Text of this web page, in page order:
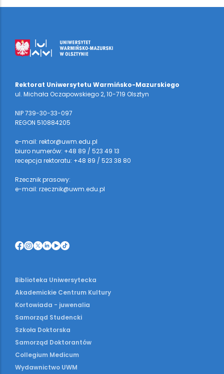
Rektorat Uniwersytetu Warmińsko-Mazurskiego
ul. Michała Oczapowskiego 2, 10-719 Olsztyn
NIP 739-30-33-097
REGON 510884205
e-mail: rektor@uwm.edu.pl
biuro numerów: +48 89 / 523 49 13
recepcja rektoratu: +48 89 / 523 38 80
Rzecznik prasowy:
e-mail: rzecznik@uwm.edu.pl
Biblioteka Uniwersytecka
Akademickie Centrum Kultury
Kortowiada - juwenalia
Samorząd Studencki
Szkoła Doktorska
Samorząd Doktorantów
Collegium Medicum
Wydawnictwo UWM